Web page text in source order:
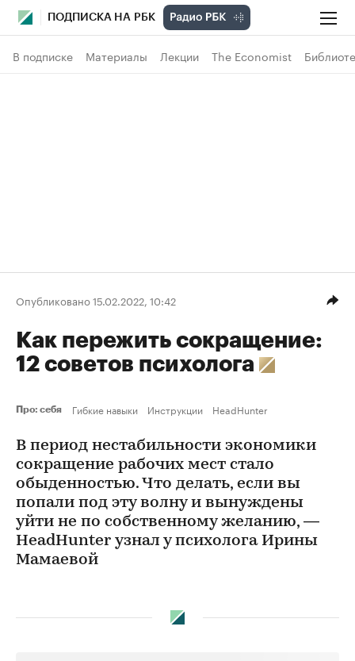
ПОДПИСКА НА РБК
В подписке Материалы Лекции The Economist
Опубликовано 15.02.2022, 10:42
Как пережить сокращение:
12 советов психолога
Про: себя Гибкие навыки Инструкции HeadHunter
В период нестабильности экономики
сокращение рабочих мест стало
обыденностью. Что делать, если вы
попали под эту волну и вынуждены
уйти не по собственному желанию, —
HeadHunter узнал у психолога Ирины
Мамаевой